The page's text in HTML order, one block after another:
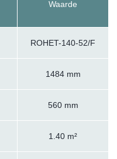
Waarde
ROHET-140-52/F
1484 mm
560 mm
1.40 m²